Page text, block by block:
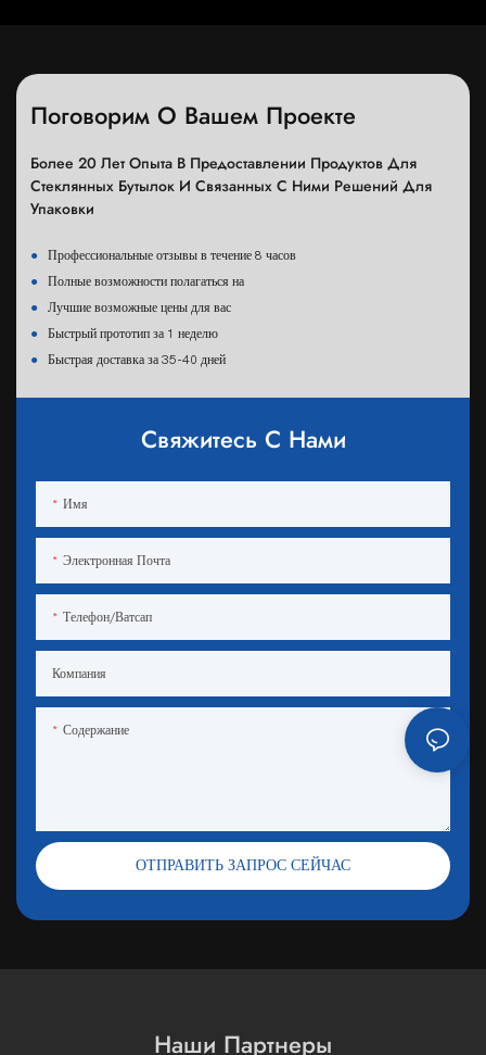
дня. Более 100 международных
странах мира приняли наши
Поговорим О Вашем Проекте
Более 20 Лет Опыта В Предоставлении Продуктов Для
Стеклянных Бутылок И Связанных С Ними Решений Для
Упаковки
●
Профессиональные отзывы в течение 8 часов
●
Полные возможности полагаться на
●
Лучшие возможные цены для вас
●
Быстрый прототип за 1 неделю
●
Быстрая доставка за 35-40 дней
Свяжитесь С Нами
Имя
Электронная Почта
Телефон/ватсап
Компания
Содержание
ОТПРАВИТЬ ЗАПРОС СЕЙЧАС
Наши Партнеры